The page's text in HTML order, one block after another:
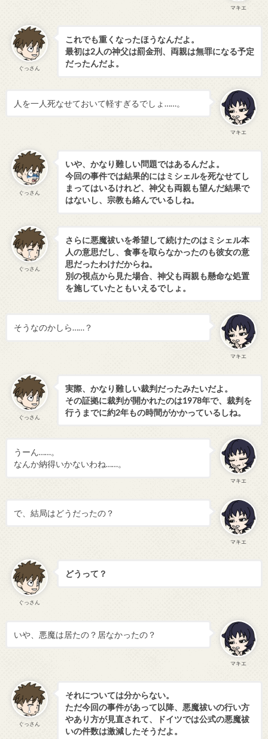
マキエ
ぐっさん
これでも重くなったほうなんだよ。
最初は2人の神父は罰金刑、両親は無罪になる予定
だったんだよ。
マキエ
人を一人死なせておいて軽すぎるでしょ……。
ぐっさん
いや、かなり難しい問題ではあるんだよ。
今回の事件では結果的にはミシェルを死なせてし
まってはいるけれど、神父も両親も望んだ結果で
はないし、宗教も絡んでいるしね。
ぐっさん
さらに悪魔祓いを希望して続けたのはミシェル本
人の意思だし、食事を取らなかったのも彼女の意
思だったわけだからね。
別の視点から見た場合、神父も両親も懸命な処置
を施していたともいえるでしょ。
マキエ
そうなのかしら……？
ぐっさん
実際、かなり難しい裁判だったみたいだよ。
その証拠に裁判が開かれたのは1978年で、裁判を
行うまでに約2年もの時間がかかっているしね。
マキエ
うーん……。
なんか納得いかないわね……。
マキエ
で、結局はどうだったの？
ぐっさん
どうって？
マキエ
いや、悪魔は居たの？居なかったの？
ぐっさん
それについては分からない。
ただ今回の事件があって以降、悪魔祓いの行い方
やあり方が見直されて、ドイツでは公式の悪魔祓
いの件数は激減したそうだよ。